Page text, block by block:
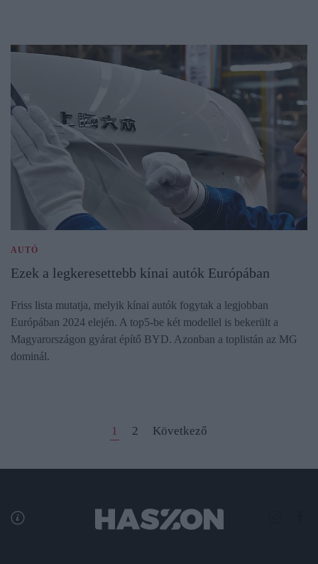
AUTÓ
Ezek a legkeresettebb kínai autók Európában
Friss lista mutatja, melyik kínai autók fogytak a legjobban
Európában 2024 elején. A top5-be két modellel is bekerült a
Magyarországon gyárat építő BYD. Azonban a toplistán az MG
dominál.
1 2 Következő